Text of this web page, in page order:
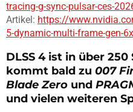
tracing-g-sync-pulsar-ces-
Artikel: https://
5-dynamic-multi-frame-gen-
DLSS 4 ist in über
kommt bald zu 007
Blade Zero und
und vielen weiteren